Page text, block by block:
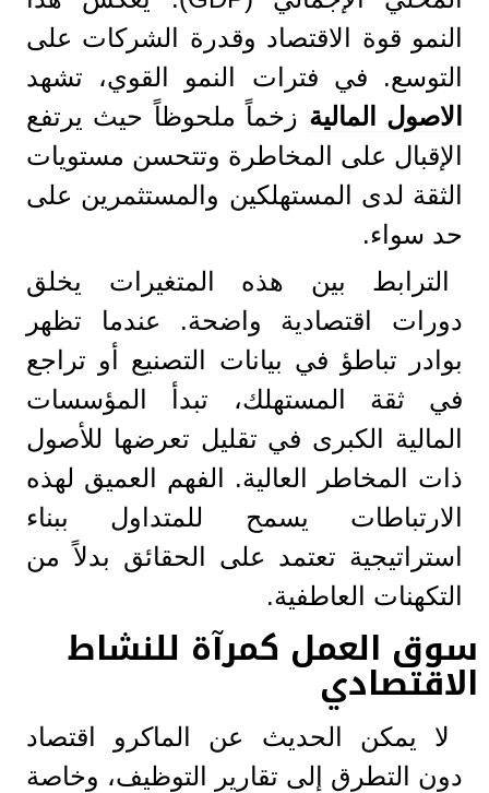
النمو قوة الاقتصاد وقدرة الشركات على
التوسع. في فترات النمو القوي، تشهد
الاصول المالية زخماً ملحوظاً حيث يرتفع
الإقبال على المخاطرة وتتحسن مستويات
الثقة لدى المستهلكين والمستثمرين على
حد سواء.
الترابط بين هذه المتغيرات يخلق
دورات اقتصادية واضحة. عندما تظهر
بوادر تباطؤ في بيانات التصنيع أو تراجع
في ثقة المستهلك، تبدأ المؤسسات
المالية الكبرى في تقليل تعرضها للأصول
ذات المخاطر العالية. الفهم العميق لهذه
الارتباطات يسمح للمتداول ببناء
استراتيجية تعتمد على الحقائق بدلاً من
التكهنات العاطفية.
سوق العمل كمرآة للنشاط
الاقتصادي
لا يمكن الحديث عن الماكرو اقتصاد
دون التطرق إلى تقارير التوظيف، وخاصة